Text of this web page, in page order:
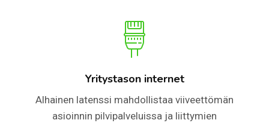
Yritystason internet
Alhainen latenssi mahdollistaa viiveettömän
asioinnin pilvipalveluissa ja liittymien